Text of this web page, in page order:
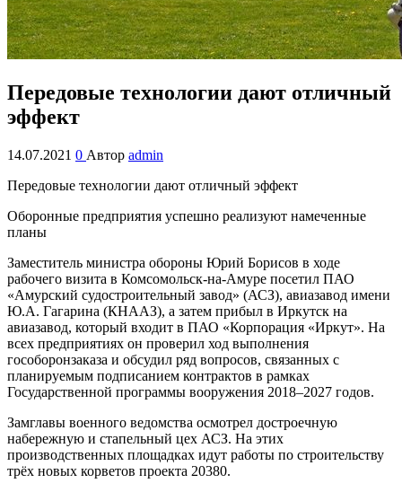
Передовые технологии дают отличный
эффект
14.07.2021 0 Автор admin
Передовые технологии дают отличный эффект
Оборонные предприятия успешно реализуют намеченные
планы
Заместитель министра обороны Юрий Борисов в ходе
рабочего визита в Комсомольск-на-Амуре посетил ПАО
«Амурский судостроительный завод» (АСЗ), авиазавод имени
Ю.А. Гагарина (КНААЗ), а затем прибыл в Иркутск на
авиазавод, который входит в ПАО «Корпорация «Иркут». На
всех предприятиях он проверил ход выполнения
гособоронзаказа и обсудил ряд вопросов, связанных с
планируемым подписанием контрактов в рамках
Государственной программы вооружения 2018–2027 годов.
Замглавы военного ведомства осмотрел достроечную
набережную и стапельный цех АСЗ. На этих
производственных площадках идут работы по строительству
трёх новых корветов проекта 20380.